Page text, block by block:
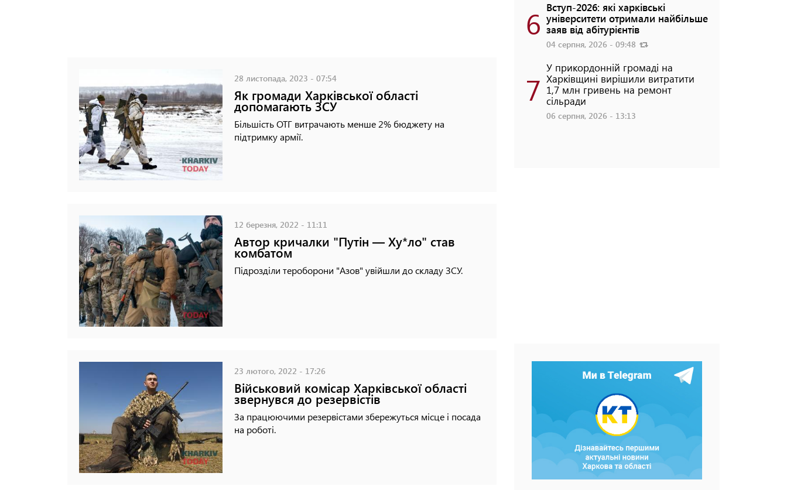
28 листопада, 2023 - 07:54
Як громади Харківської області
допомагають ЗСУ
Більшість ОТГ витрачають менше 2% бюджету на
підтримку армії.
12 березня, 2022 - 11:11
Автор кричалки "Путін — Ху*ло" став
комбатом
Підрозділи тероборони "Азов" увійшли до складу ЗСУ.
23 лютого, 2022 - 17:26
Військовий комісар Харківської області
звернувся до резервістів
За працюючими резервістами збережуться місце і посада
на роботі.
6 Вступ-2026: які харківські
університети отримали найбільше
заяв від абітурієнтів
04 серпня, 2026 - 09:48
7
У прикордонній громаді на
Харківщині вирішили витратити
1,7 млн гривень на ремонт
сільради
06 серпня, 2026 - 13:13